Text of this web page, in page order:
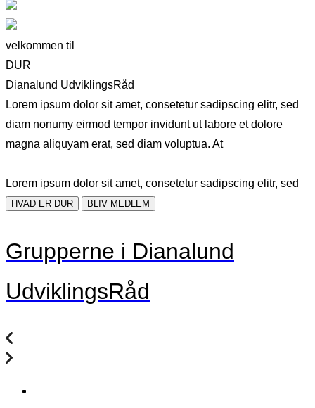
velkommen til
DUR
Dianalund UdviklingsRåd
Lorem ipsum dolor sit amet, consetetur sadipscing elitr, sed
diam nonumy eirmod tempor invidunt ut labore et dolore
magna aliquyam erat, sed diam voluptua. At
Lorem ipsum dolor sit amet, consetetur sadipscing elitr, sed
HVAD ER DUR BLIV MEDLEM
Grupperne i Dianalund
UdviklingsRåd